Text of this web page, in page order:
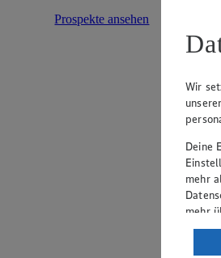
Prospekte ansehen
Wir
Deine
mehr
mehr